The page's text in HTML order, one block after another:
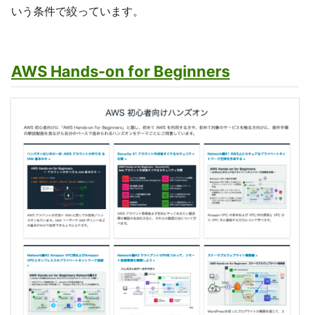
いう条件で絞っています。
AWS Hands-on for Beginners